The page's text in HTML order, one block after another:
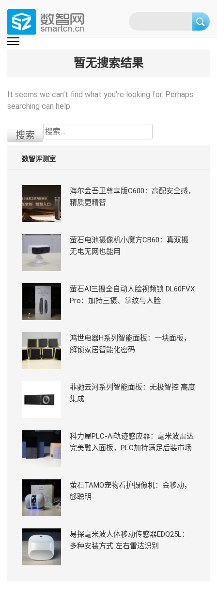
content
(Press
数智网
智能家居第一资讯门户 | 智能家居系统，智能家居产品，智能家居解决方
暂无搜索结果
It seems we can’t find what you’re looking for. Perhaps
searching can help.
搜
索：
数智评测室
海尔金吾卫尊享版C600：高配安全感，
精质更精智
萤石电池摄像机小魔方CB60：真双摄
无电无网也能用
萤石AI三摄全自动人脸视频锁 DL60FVX
Pro：加持三摄、掌纹与人脸
鸿世电器H系列智能面板：一块面板，
解锁家居智能化密码
菲驰云河系列智能面板：无极智控 高度
集成
科力屋PLC-Ai轨迹感应器：毫米波雷达
完美融入面板，PLC加持满足后装市场
萤石TAMO宠物看护摄像机：会移动，
够聪明
易探毫米波人体移动传感器EDQ25L：
多种安装方式 左右雷达识别